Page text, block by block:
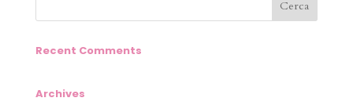
Recent Comments
Archives